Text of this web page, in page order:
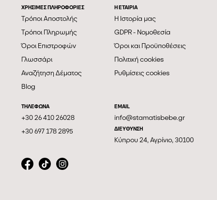
ΧΡΗΣΙΜΕΣ ΠΛΗΡΟΦΟΡΙΕΣ
Τρόποι Αποστολής
Τρόποι Πληρωμής
Όροι Επιστροφών
Γλωσσάρι
Αναζήτηση Δέματος
Blog
Η ΕΤΑΙΡΊΑ
Η Ιστορία μας
GDPR - Νομοθεσία
Όροι και Προϋποθέσεις
Πολιτική cookies
Ρυθμίσεις cookies
ΤΗΛΕΦΩΝΑ
+30 26 410 26028
+30 697 178 2895
EMAIL
info@stamatisbebe.gr
ΔΙΕΥΘΥΝΣΗ
Κύπρου 24, Αγρίνιο, 30100